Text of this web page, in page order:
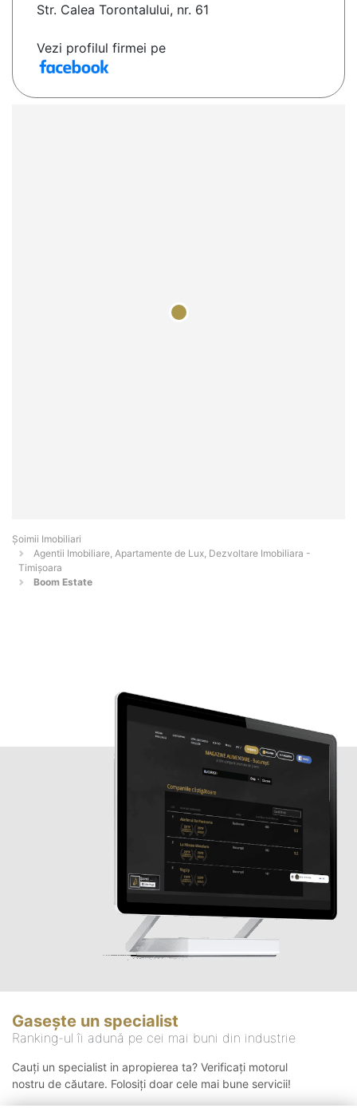
Str. Calea Torontalului, nr. 61
Vezi profilul firmei pe
Șoimii Imobiliari
Agentii Imobiliare, Apartamente de Lux, Dezvoltare Imobiliara -
Timişoara
Boom Estate
Gasește un specialist
Ranking-ul îi adună pe cei mai buni din industrie
Cauți un specialist in apropierea ta? Verificați motorul
nostru de căutare. Folosiți doar cele mai bune servicii!